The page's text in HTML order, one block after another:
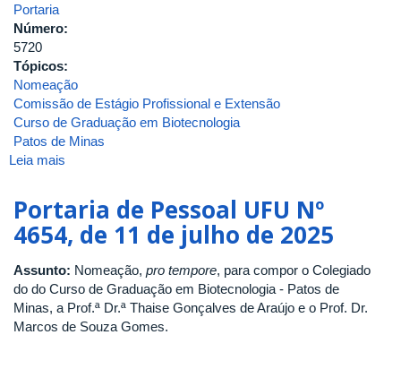
Portaria
Número:
5720
Tópicos:
Nomeação
Comissão de Estágio Profissional e Extensão
Curso de Graduação em Biotecnologia
Patos de Minas
Leia mais
Pessoal
UFU
5720,
de
26
de
Portaria de Pessoal UFU Nº
4654, de 11 de julho de 2025
Assunto: Nomeação, pro tempore, para compor o Colegiado
do do Curso de Graduação em Biotecnologia - Patos de
Minas, a Prof.ª Dr.ª Thaise Gonçalves de Araújo e o Prof. Dr.
Marcos de Souza Gomes.